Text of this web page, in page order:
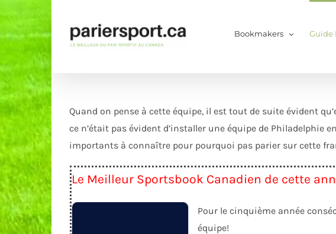
content
Bookmakers Guide
Quand on pense à cette équipe, il est tout de suite évident
ce n’était pas évident d’installer une équipe de Philadelphie
importants à connaître pour pourquoi pas parier sur cette
Le Meilleur Sportsbook Canadien de cette
Pour le cinquième année
équipe!